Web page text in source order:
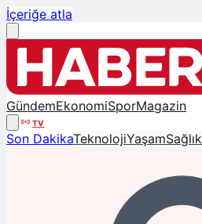
İçeriğe atla
GündemEkonomiSporMagazin
TV
Son DakikaTeknolojiYaşamSağlık